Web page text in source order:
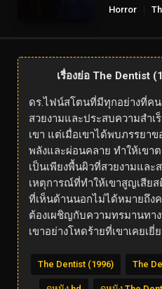
Horror
เรื่องย่อ The Dentist
ดร.ไฟน์สโตนที่มีทุกอย่างที่คน
สวยงามและประสบความสำ
เขา แต่เมื่อเขาได้พบภรรยา
พลังและผ่อนคลาย ทำให้เขา
เป็นเพียงพื้นผิวที่สวยงามและ
เหตุการณ์ที่ทำให้เขาสูญเสีย
ที่เห็นด้านนอกไม่ได้หมายถึง
ต้องเผชิญกับความทรมานทา
เขาอย่างโหดร้ายที่เขาเคยเยี่
The Dentist (1996) The